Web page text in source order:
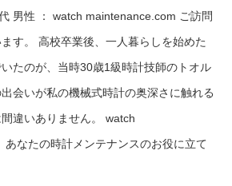
男性 ： watch maintenance.com ご訪問
す。 高校卒業後、一人暮らしを始めた
たのが、当時30歳1級時計技師のトオル
会いが私の機械式時計の奥深さに触れる
違いありません。 watch
なたの時計メンテナンスのお役に立て